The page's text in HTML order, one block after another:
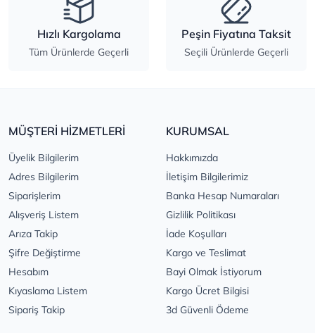
Hızlı Kargolama
Tüm Ürünlerde Geçerli
Peşin Fiyatına Taksit
Seçili Ürünlerde Geçerli
MÜŞTERİ HİZMETLERİ
Üyelik Bilgilerim
Adres Bilgilerim
Siparişlerim
Alışveriş Listem
Arıza Takip
Şifre Değiştirme
Hesabım
Kıyaslama Listem
Sipariş Takip
KURUMSAL
Hakkımızda
İletişim Bilgilerimiz
Banka Hesap Numaraları
Gizlilik Politikası
İade Koşulları
Kargo ve Teslimat
Bayi Olmak İstiyorum
Kargo Ücret Bilgisi
3d Güvenli Ödeme